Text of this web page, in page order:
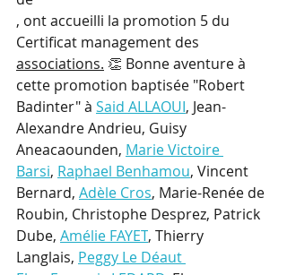
, ont accueilli la promotion 5 du
Certificat management des
associations. 👏 Bonne aventure à
cette promotion baptisée "Robert
Badinter" à Said ALLAOUI, Jean-
Alexandre Andrieu, Guisy
Aneacaounden, Marie Victoire
Barsi, Raphael Benhamou, Vincent
Bernard, Adèle Cros, Marie-Renée de
Roubin, Christophe Desprez, Patrick
Dube, Amélie FAYET, Thierry
Langlais, Peggy Le Déaut